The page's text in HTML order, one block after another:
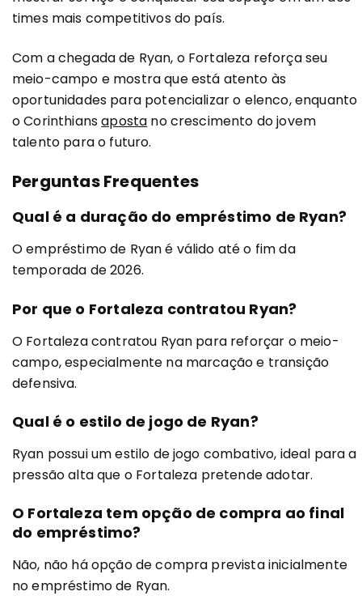
times mais competitivos do país.
Com a chegada de Ryan, o Fortaleza reforça seu
meio-campo e mostra que está atento às
oportunidades para potencializar o elenco, enquanto
o Corinthiansaposta no crescimento do jovem
talento para o futuro.
Perguntas Frequentes
Qual é a duração do empréstimo de Ryan?
O empréstimo de Ryan é válido até o fim da
temporada de 2026.
Por que o Fortaleza contratou Ryan?
O Fortaleza contratou Ryan para reforçar o meio-
campo, especialmente na marcação e transição
defensiva.
Qual é o estilo de jogo de Ryan?
Ryan possui um estilo de jogo combativo, ideal para a
pressão alta que o Fortaleza pretende adotar.
O Fortaleza tem opção de compra ao final
do empréstimo?
Não, não há opção de compra prevista inicialmente
no empréstimo de Ryan.